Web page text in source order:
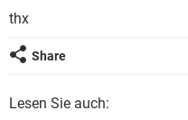
thx
Share
Lesen Sie auch: